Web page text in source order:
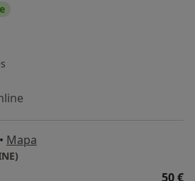
• Mapa
50 €